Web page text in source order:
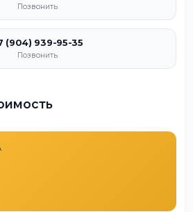
Позвонить
(904) 939-95-35
Позвонить